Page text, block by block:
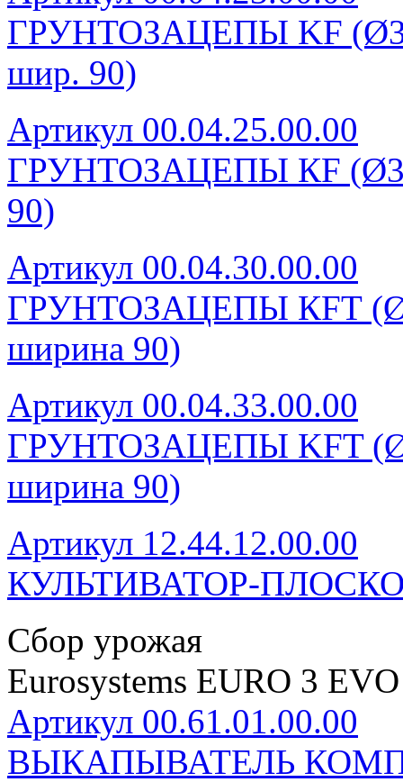
ГРУНТОЗАЦЕПЫ KF
шир. 90)
Артикул 00.04.25.00.00
ГРУНТОЗАЦЕПЫ КF
90)
Артикул 00.04.30.00.00
ГРУНТОЗАЦЕПЫ КFТ
ширина 90)
Артикул 00.04.33.00.00
ГРУНТОЗАЦЕПЫ KFT
ширина 90)
Артикул 12.44.12.00.00
КУЛЬТИВАТОР-
Сбор урожая
Eurosystems EURO 3 EVO
Артикул 00.61.01.00.00
ВЫКАПЫВАТЕЛЬ